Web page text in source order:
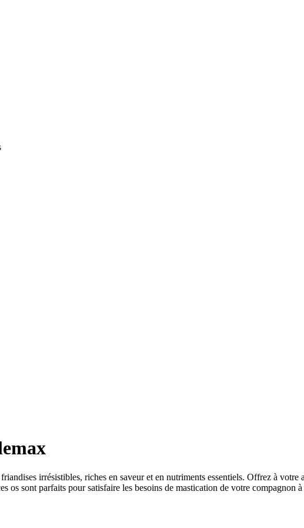
irrésistibles, riches en saveur et en nutriments essentiels. Offrez à
os sont parfaits pour satisfaire les besoins de mastication de votre